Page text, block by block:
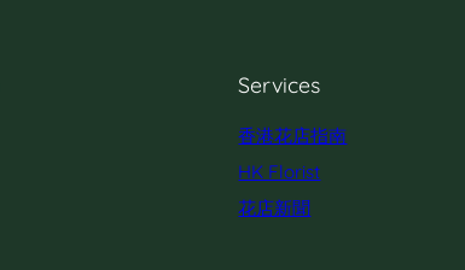
Services
香港花店指南
HK Florist
花店新聞